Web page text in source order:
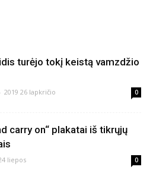
turėjo tokį keistą vamzdžio
- 2019 26 lapkričio 0
carry on“ plakatai iš tikrųjų
liepos 0